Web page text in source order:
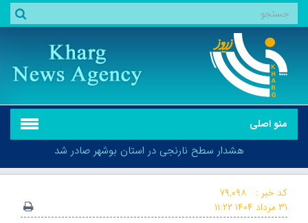
منو اصلی
هشدار سطح نارنجی در استان بوشهر صادر شد
کد خبر :
۷۹,۰۹۸
۳۱ مرداد ۱۴۰۴
۱۱:۲۲